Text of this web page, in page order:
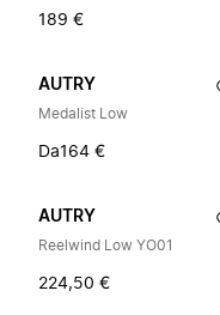
189 €
AUTRY
Medalist Low
Da164 €
AUTRY
Reelwind Low YO01
224,50 €